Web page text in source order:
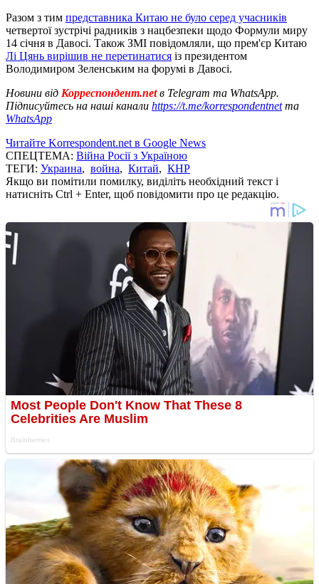
Разом з тим представника Китаю не було серед учасників
четвертої зустрічі радників з нацбезпеки щодо Формули миру
14 січня в Давосі. Також ЗМІ повідомляли, що прем'єр Китаю
Лі Цянь вирішив не перетинатися із президентом
Володимиром Зеленським на форумі в Давосі.
Новини від Корреспондент.netв Telegram та WhatsApp.
Підписуйтесь на наші канали https://t.me/korrespondentnetта
WhatsApp
Читайте Korrespondent.net в Google News
СПЕЦТЕМА: Війна Росії з Україною
ТЕГИ: Украина, война, Китай, КНР
Якщо ви помітили помилку, виділіть необхідний текст і
натисніть Ctrl + Enter, щоб повідомити про це редакцію.